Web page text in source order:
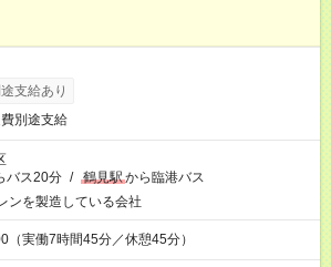
支給あり
別途支給
バス20分 / 鶴見駅から臨港バス
ンを製造している会社
（実働7時間45分／休憩45分）